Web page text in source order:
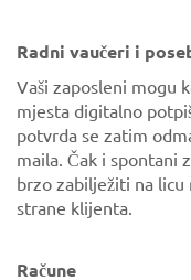
Radni vaučeri i
Vaši zaposleni mogu
mjesta digitalno
potvrda se zatim
maila. Čak i spontani
brzo zabilježiti na
strane klijenta.
Račune